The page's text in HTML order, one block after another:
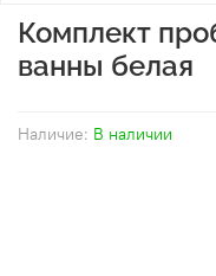
Наличие: В наличии
Комплект
ванны белая